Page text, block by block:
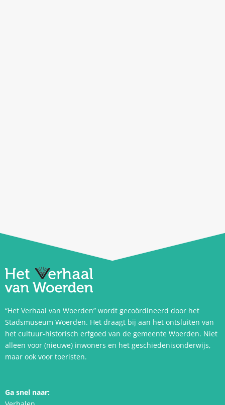
“Het Verhaal van Woerden” wordt gecoördineerd door het
Stadsmuseum Woerden. Het draagt bij aan het ontsluiten van
het cultuur-historisch erfgoed van de gemeente Woerden. Niet
alleen voor (nieuwe) inwoners en het geschiedenisonderwijs,
maar ook voor toeristen.
Ga snel naar: